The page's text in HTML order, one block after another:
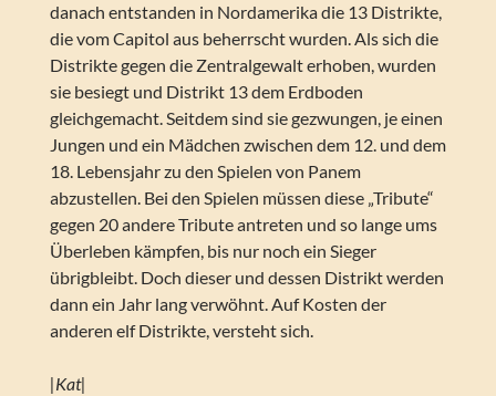
danach entstanden in Nordamerika die 13 Distrikte,
die vom Capitol aus beherrscht wurden. Als sich die
Distrikte gegen die Zentralgewalt erhoben, wurden
sie besiegt und Distrikt 13 dem Erdboden
gleichgemacht. Seitdem sind sie gezwungen, je einen
Jungen und ein Mädchen zwischen dem 12. und dem
18. Lebensjahr zu den Spielen von Panem
abzustellen. Bei den Spielen müssen diese „Tribute“
gegen 20 andere Tribute antreten und so lange ums
Überleben kämpfen, bis nur noch ein Sieger
übrigbleibt. Doch dieser und dessen Distrikt werden
dann ein Jahr lang verwöhnt. Auf Kosten der
anderen elf Distrikte, versteht sich.
|Kat|